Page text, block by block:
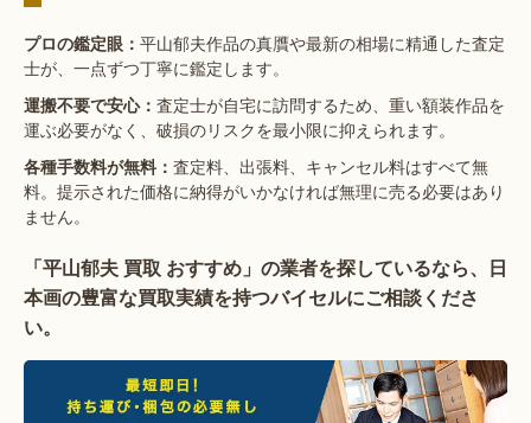
プロの鑑定眼： 平山郁夫作品の真贋や最新の相場に精通した査定
士が、一点ずつ丁寧に鑑定します。
運搬不要で安心： 査定士が自宅に訪問するため、重い額装作品を
運ぶ必要がなく、破損のリスクを最小限に抑えられます。
各種手数料が無料： 査定料、出張料、キャンセル料はすべて無
料。提示された価格に納得がいかなければ無理に売る必要はあり
ません。
「平山郁夫 買取 おすすめ」の業者を探しているなら、日
本画の豊富な買取実績を持つバイセルにご相談くださ
い。